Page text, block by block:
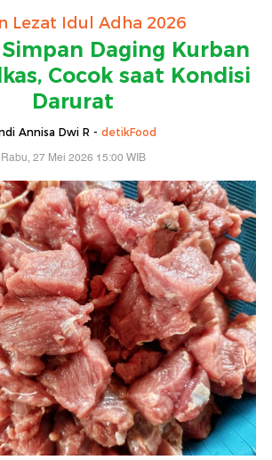
Lezat Idul Adha 2026
Daging Kurban
Cocok saat Kondisi
Darurat
Annisa Dwi R - detikFood
Rabu, 27 Mei 2026 15:00 WIB